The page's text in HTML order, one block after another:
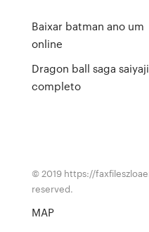
Baixar batman ano um
online
Dragon ball saga
completo
© 2019 https://
reserved.
MAP